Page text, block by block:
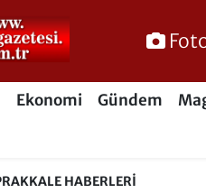
Ekonomi Gündem
HABERLERI